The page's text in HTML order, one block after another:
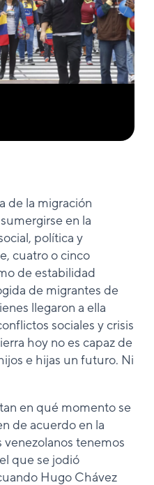
de la migración
en la
política y
cuatro o cinco
de estabilidad
de migrantes de
llegaron a ella
sociales y crisis
hoy no es capaz de
e hijas un futuro. Ni
en qué momento se
de acuerdo en la
venezolanos tenemos
que se jodió
Hugo Chávez